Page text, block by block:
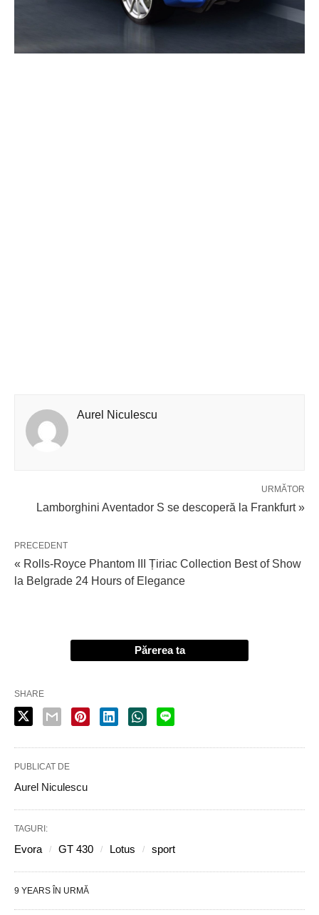
Aurel Niculescu
URMĂTOR
Lamborghini Aventador S se descoperă la Frankfurt »
PRECEDENT
« Rolls-Royce Phantom III Țiriac Collection Best of Show
la Belgrade 24 Hours of Elegance
Părerea ta
SHARE
PUBLICAT DE
Aurel Niculescu
TAGURI:
Evora GT 430 Lotus sport
9 YEARS ÎN URMĂ